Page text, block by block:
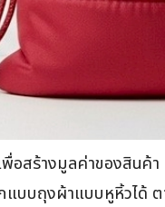
พื่อสร้างมูลค่าของสินค้
บบถุงผ้าแบบหูหิ้วได้ ต